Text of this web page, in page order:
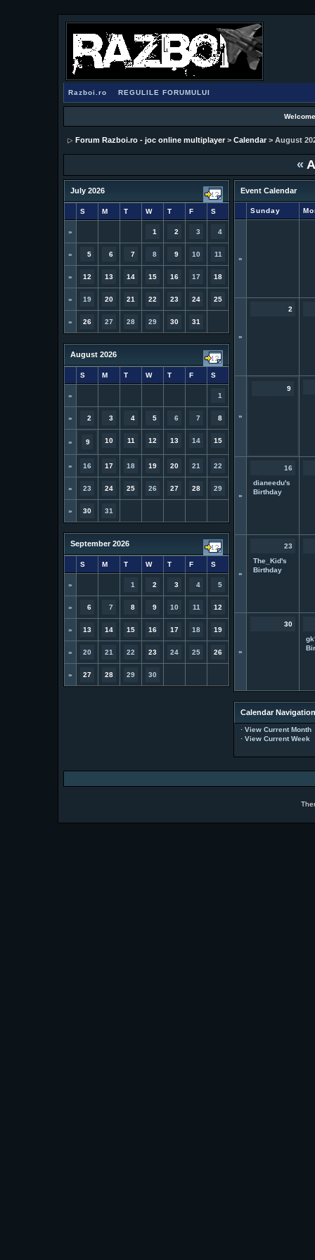
Razboi.ro REGULILE FORUMULUI
Forum Razboi.ro - joc online multiplayer> Calendar> August
«
July 2026
S M T W T F S
» 1 2 3 4
» 5 6 7 8 9 10 11
» 12 13 14 15 16 17 18
» 19 20 21 22 23 24 25
» 26 27 28 29 30 31
August 2026
S M T W T F S
» 1
» 2 3 4 5 6 7 8
» 9 10 11 12 13 14 15
» 16 17 18 19 20 21 22
» 23 24 25 26 27 28 29
» 30 31
September 2026
S M T W T F S
» 1 2 3 4 5
» 6 7 8 9 10 11 12
» 13 14 15 16 17 18 19
» 20 21 22 23 24 25 26
» 27 28 29 30
Event Calendar
Sunday
»
»
2
»
9
»
16
dianeedu's
Birthday
»
23
The_Kid's
Birthday
»
30
Calendar Navigation
· View Current Month
· View Current Week